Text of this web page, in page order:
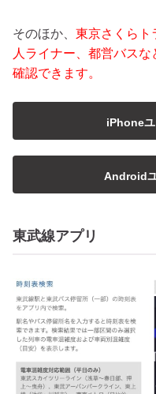
そのほか、 東京さくらト
人ライナー、都営バス
確認できます。
iPhone
Android
東武線アプリ